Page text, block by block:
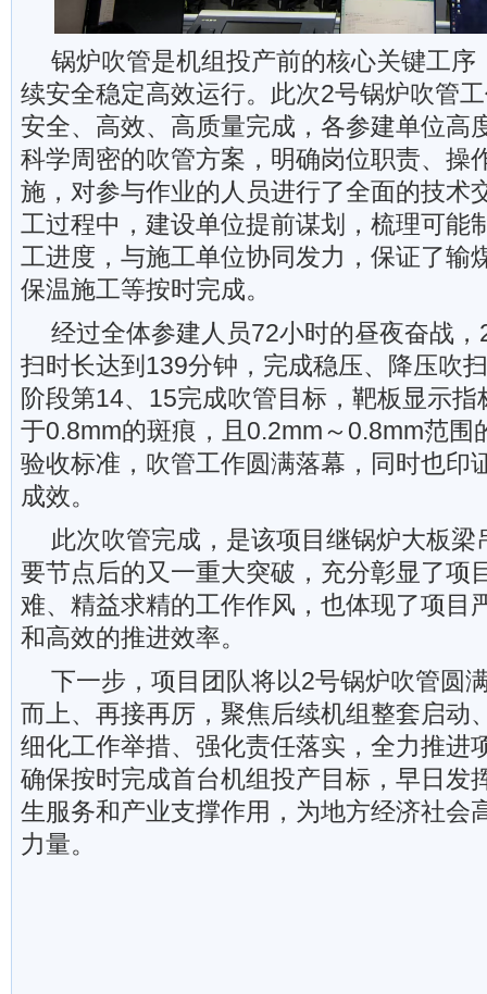
锅炉吹管是机组投产前的核心关键工序
续安全稳定高效运行。此次2号锅炉吹管
安全、高效、高质量完成，各参建单位高
科学周密的吹管方案，明确岗位职责、操
施，对参与作业的人员进行了全面的技术
工过程中，建设单位提前谋划，梳理可能
工进度，与施工单位协同发力，保证了输
保温施工等按时完成。
经过全体参建人员72小时的昼夜奋战
扫时长达到139分钟，完成稳压、降压吹
阶段第14、15完成吹管目标，靶板显示指
于0.8mm的斑痕，且0.2mm～0.8mm范围
验收标准，吹管工作圆满落幕，同时也印
成效。
此次吹管完成，是该项目继锅炉大板
要节点后的又一重大突破，充分彰显了项
难、精益求精的工作作风，也体现了项目
和高效的推进效率。
下一步，项目团队将以2号锅炉吹管圆
而上、再接再厉，聚焦后续机组整套启动
细化工作举措、强化责任落实，全力推进
确保按时完成首台机组投产目标，早日发
生服务和产业支撑作用，为地方经济社会
力量。